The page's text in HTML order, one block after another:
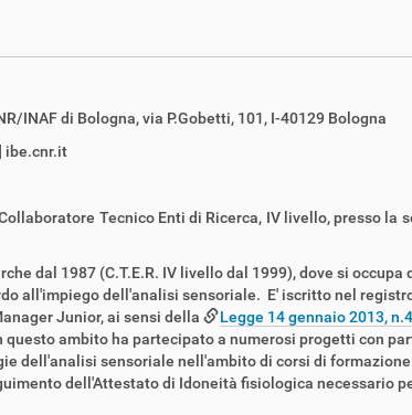
INAF di Bologna, via P.Gobetti, 101, I-40129 Bologna
ibe.cnr.it
Tecnico Enti di Ricerca, IV livello, presso la
dal 1987 (C.T.E.R. IV livello dal 1999), dove si
all'impiego dell'analisi sensoriale. E' iscritto nel
Junior, ai sensi della Legge 14 gennaio 2013, n.4
questo ambito ha partecipato a numerosi progetti con
dell'analisi sensoriale nell'ambito di corsi di
dell'Attestato di Idoneità fisiologica necessario